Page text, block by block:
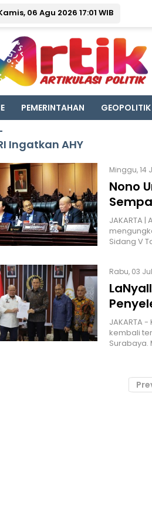
06 Agu 2026 17:01 WIB
PEMERINTAHAN GEOPOLITIK
Ingatkan AHY
Minggu, 14
Nono
JAKARTA |
Sidang V
Rabu, 03
JAKARTA
kembali
Surabaya.